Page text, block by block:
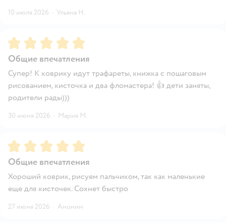
10 июля 2026 · Ульяна Н.
Рейтинг:5
Общие впечатления
Супер! К коврику идут трафареты, книжка с пошаговым
рисованием, кисточка и два фломастера! 👍 дети заняты,
родители рады)))
30 июня 2026 · Мария М.
Рейтинг:5
Общие впечатления
Хороший коврик, рисуем пальчиком, так как маленькие
еще для кисточек. Сохнет быстро
27 июня 2026 · Аноним